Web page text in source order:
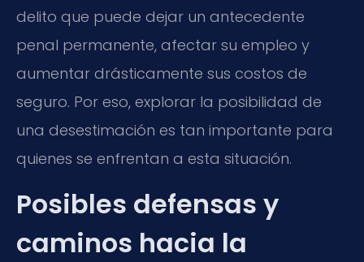
delito que puede dejar un antecedente
penal permanente, afectar su empleo y
aumentar drásticamente sus costos de
seguro. Por eso, explorar la posibilidad de
una desestimación es tan importante para
quienes se enfrentan a esta situación.
Posibles defensas y
caminos hacia la